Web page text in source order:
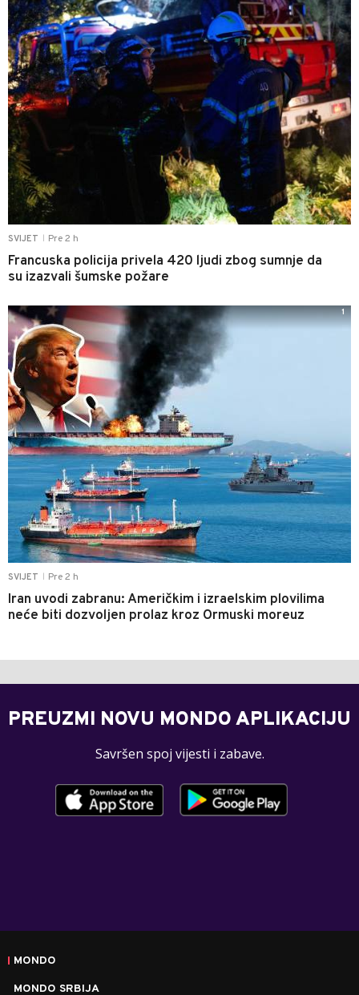
SVIJET Pre 2 h
Francuska policija privela 420 ljudi zbog sumnje da
su izazvali šumske požare
SVIJET Pre 2 h
Iran uvodi zabranu: Američkim i izraelskim plovilima
neće biti dozvoljen prolaz kroz Ormuski moreuz
1
PREUZMI NOVU MONDO APLIKACIJU
Savršen spoj vijesti i zabave.
MONDO
MONDO SRBIJA